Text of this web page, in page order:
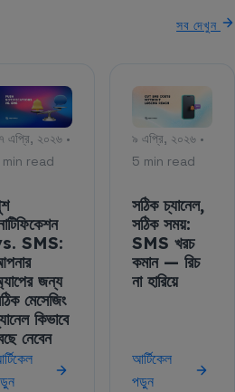
সব দেখুন
এপ্রি, ২০২৬ •
min read
SMS:
জন্য
মেসেজিং
কিভাবে
নেবেন
৯ এপ্রি, ২০২৬ •
5 min read
সঠিক চ্যানেল,
সঠিক সময়:
SMS খরচ
কমান — রিচ
না হারিয়ে
আর্টিকেল
পড়ুন